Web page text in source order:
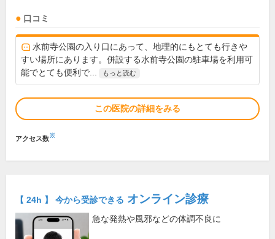
口コミ
水前寺公園の入り口にあって、地理的にもとても行きや
すい場所にあります。併設する水前寺公園の駐車場を利用可
能でとても便利で...
もっと読む
この医院の詳細をみる
アクセス数※
【 24h 】 今から受診できる オンライン診療
急な発熱や風邪などの体調不良に